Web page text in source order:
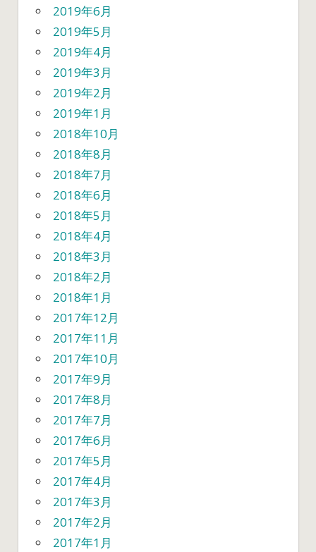
2019年6月
2019年5月
2019年4月
2019年3月
2019年2月
2019年1月
2018年10月
2018年8月
2018年7月
2018年6月
2018年5月
2018年4月
2018年3月
2018年2月
2018年1月
2017年12月
2017年11月
2017年10月
2017年9月
2017年8月
2017年7月
2017年6月
2017年5月
2017年4月
2017年3月
2017年2月
2017年1月